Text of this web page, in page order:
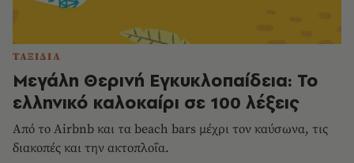
ΤΑΞΙΔΙΑ
Μεγάλη Θερινή Εγκυκλοπαίδεια: Το
ελληνικό καλοκαίρι σε 100 λέξεις
Από το Airbnb και τα beach bars μέχρι τον καύσωνα, τις
διακοπές και την ακτοπλοΐα.